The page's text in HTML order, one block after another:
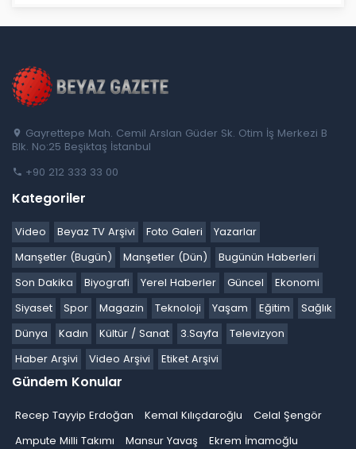
Gayrettepe Mah. Cemil Arslan Güder Sk. Otim İş Merkezi B
Blk. No:25 Beşiktaş İstanbul
+90 212 333 33 00
Kategoriler
Video Beyaz TV Arşivi Foto Galeri
Yazarlar
Manşetler (Bugün)
Manşetler (Dün)
Bugünün Haberleri
Son Dakika
Biyografi Yerel Haberler Güncel
Ekonomi
Siyaset
Spor Magazin Teknoloji Yaşam Eğitim
Sağlık
Dünya
Kadın Kültür / Sanat 3.Sayfa
Televizyon
Haber Arşivi
Video Arşivi Etiket Arşivi
Gündem Konular
Recep Tayyip Erdoğan Kemal Kılıçdaroğlu
Celal Şengör
Ampute Milli Takımı
Mansur Yavaş Ekrem İmamoğlu